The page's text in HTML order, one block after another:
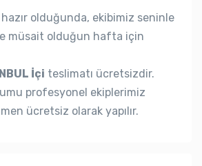
olduğunda, ekibimiz seninle
müsait olduğun hafta için
İçi teslimatı ücretsizdir.
profesyonel ekiplerimiz
ücretsiz olarak yapılır.